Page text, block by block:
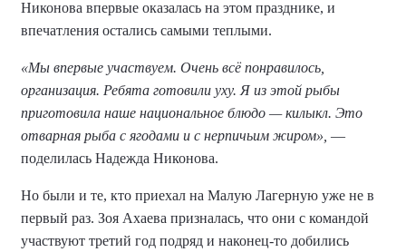
Никонова впервые оказалась на этом празднике, и
впечатления остались самыми теплыми.
«Мы впервые участвуем. Очень всё понравилось,
организация. Ребята готовили уху. Я из этой рыбы
приготовила наше национальное блюдо — килыкл. Это
отварная рыба с ягодами и с нерпичьим жиром», —
поделилась Надежда Никонова.
Но были и те, кто приехал на Малую Лагерную уже не в
первый раз. Зоя Ахаева призналась, что они с командой
участвуют третий год подряд и наконец-то добились